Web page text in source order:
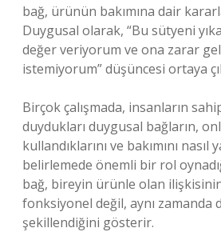
bağ, ürünün bakımına dair
Duygusal olarak, “Bu sütyeni
değer veriyorum ve ona zarar
istemiyorum” düşüncesi ortaya
Birçok çalışmada, insanların
duydukları duygusal bağların,
kullandıklarını ve bakımını nasıl
belirlemede önemli bir rol
bağ, bireyin ürünle olan
fonksiyonel değil, aynı zamanda
şekillendiğini gösterir.